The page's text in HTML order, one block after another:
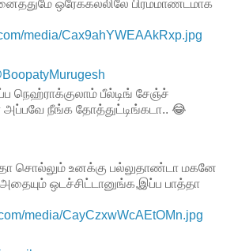
ஒரேக்கல்லிலே பிரம்மாண்டமாக
media/Cax9ahYWEAAkRxp.jpg
BoopatyMurugesh
நெஹ்ராக்குலாம் பீல்டிங் சேஞ்ச்
நீங்க தோத்துட்டிங்கடா.. 😂
சொல்லும் உனக்கு பல்லுதாண்டா மகனே
ஒடச்சிட்டானுங்க,இப்ப பாத்தா
media/CayCzxwWcAEtOMn.jpg